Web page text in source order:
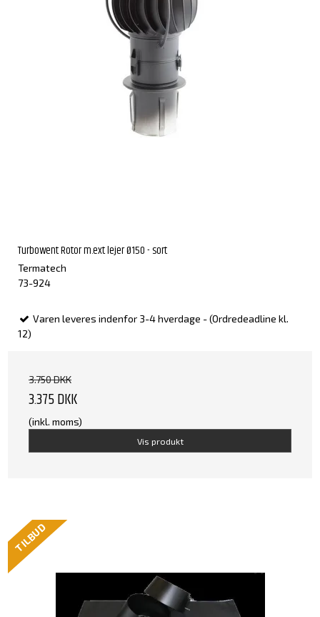
Turbowent Rotor m.ext lejer Ø150 - sort
Termatech
73-924
Varen leveres indenfor 3-4 hverdage - (Ordredeadline kl.
12)
3.750 DKK
3.375 DKK
(inkl. moms)
Vis produkt
TILBUD